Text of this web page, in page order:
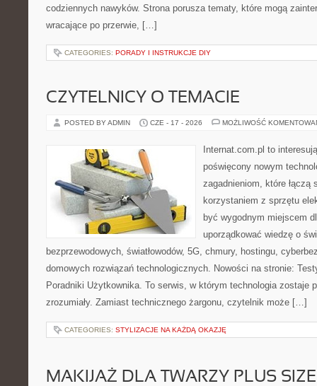
codziennych nawyków. Strona porusza tematy, które mogą
wracające po przerwie, […]
CATEGORIES: PORADY I INSTRUKCJE DIY
CZYTELNICY O TEMACIE
POSTED BY ADMIN CZE - 17 - 2026 MOŻLIWOŚĆ
Internat.com.pl to
poświęcony nowym
zagadnieniom, które łączą
korzystaniem z sprzętu
być wygodnym miejscem
uporządkować wiedzę o
bezprzewodowych, światłowodów, 5G, chmury, hostingu,
domowych rozwiązań technologicznych. Nowości na stronie:
Poradniki Użytkownika. To serwis, w którym technologia zostaje
zrozumiały. Zamiast technicznego żargonu, czytelnik może […]
CATEGORIES: STYLIZACJE NA KAŻDĄ OKAZJĘ
MAKIJAŻ DLA TWARZY PLUS SIZE